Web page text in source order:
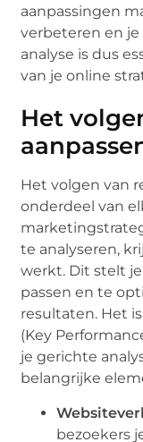
aanpassingen
verbeteren en
analyse is dus
van je online
Het
Het volgen van
onderdeel van
te analyseren,
werkt. Dit stelt
passen en te
resultaten. Het
(Key
je gerichte
belangrijke
bezoekers